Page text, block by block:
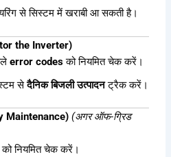
से सिस्टम में खराबी आ सकती है।
the Inverter)
error codesको नियमित चेक करें।
सेदैनिक बिजली उत्पादनट्रैक करें।
Maintenance) (अगर ऑफ-ग्रिड
नियमित चेक करें।